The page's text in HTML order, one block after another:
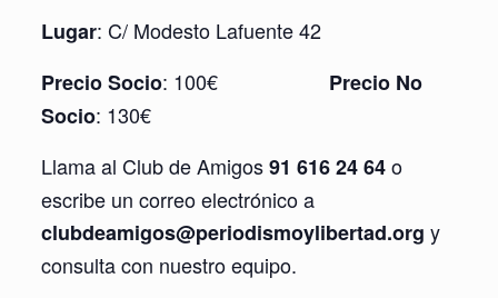
Lugar: C/ Modesto Lafuente 42
Precio Socio: 100€ Precio No
Socio: 130€
Llama al Club de Amigos91 616 24 64o
escribe un correo electrónico a
clubdeamigos@periodismoylibertad.org y
consulta con nuestro equipo.